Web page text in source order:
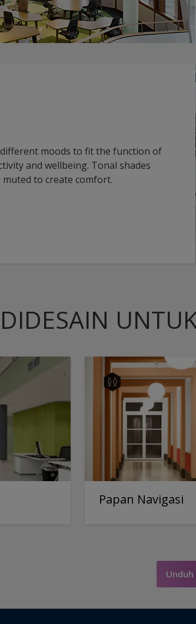
moods to fit the function of
and wellbeing. Tonal shades
to create comfort.
DIDESAIN
Papan Navigasi